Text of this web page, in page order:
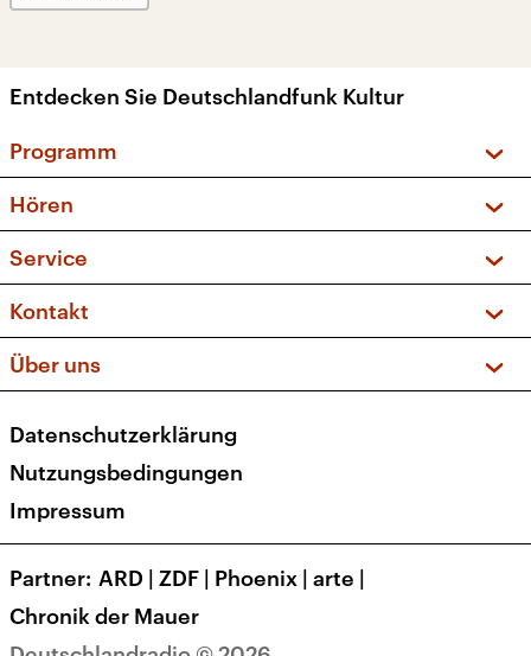
Entdecken Sie Deutschlandfunk Kultur
Programm
Sendungen und Podcasts
Musikliste
Kakadu – Das Kinderprogramm
Hören
Frequenzen (UKW + DAB+)
Service
FAQ
Apps
Newsletter
Veranstaltungen
Kontakt
Social Media
Über uns
Presse
Karriere
Transparenz
Datenschutzerklärung
Nutzungsbedingungen
Impressum
Partner ARD | ZDF | Phoenix | arte |
Chronik der Mauer